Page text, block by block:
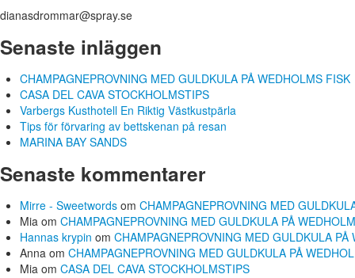
dianasdrommar@spray.se
Senaste inläggen
CHAMPAGNEPROVNING MED GULDKULA PÅ WEDHOLMS FISK
CASA DEL CAVA STOCKHOLMSTIPS
Varbergs Kusthotell En Riktig Västkustpärla
Tips för förvaring av bettskenan på resan
MARINA BAY SANDS
Senaste kommentarer
Mirre - Sweetwords om CHAMPAGNEPROVNING MED
Mia om CHAMPAGNEPROVNING MED GULDKULA PÅ
Hannas krypin om CHAMPAGNEPROVNING MED GULDKULA PÅ
Anna om CHAMPAGNEPROVNING MED GULDKULA PÅ
Mia om CASA DEL CAVA STOCKHOLMSTIPS